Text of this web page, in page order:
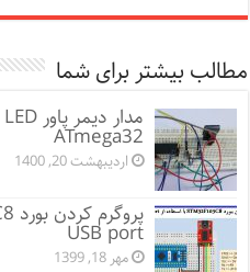
مطالب بیشتر برای شما
ATmega32
اردیبهشت 20, 1400
USB port
مهر 18, 1399